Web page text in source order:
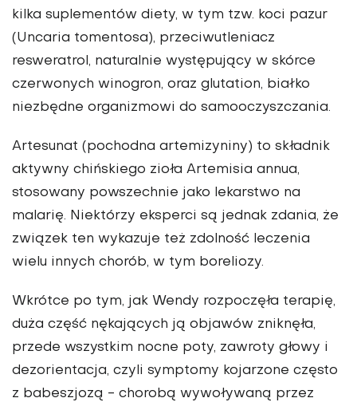
kilka suplementów diety, w tym tzw. koci pazur
(Uncaria tomentosa), przeciwutleniacz
resweratrol, naturalnie występujący w skórce
czerwonych winogron, oraz glutation, białko
niezbędne organizmowi do samooczyszczania.
Artesunat (pochodna artemizyniny) to składnik
aktywny chińskiego zioła Artemisia annua,
stosowany powszechnie jako lekarstwo na
malarię. Niektórzy eksperci są jednak zdania, że
związek ten wykazuje też zdolność leczenia
wielu innych chorób, w tym boreliozy.
Wkrótce po tym, jak Wendy rozpoczęła terapię,
duża część nękających ją objawów zniknęła,
przede wszystkim nocne poty, zawroty głowy i
dezorientacja, czyli symptomy kojarzone często
z babeszjozą - chorobą wywoływaną przez